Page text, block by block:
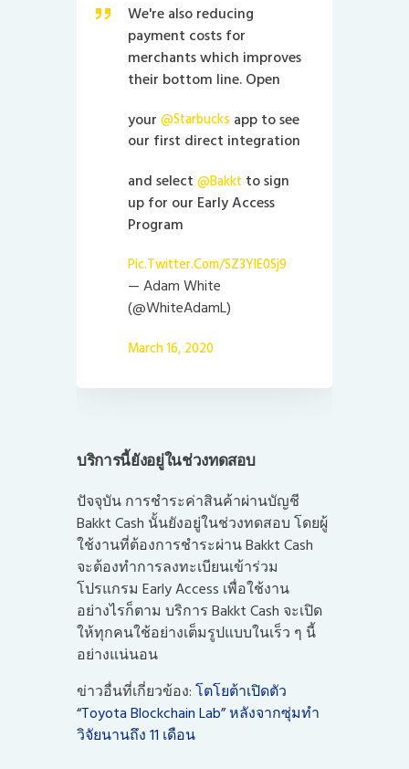
We're also reducing
payment costs for
merchants which improves
their bottom line. Open
your @Starbucks app to see
our first direct integration
and select @Bakkt to sign
up for our Early Access
Program
Pic.twitter.com/sZ3YlE0Sj9
— Adam White
(@WhiteAdamL)
March 16, 2020
บริการนี้ยังอยู่ในช่วงทดสอบ
ปัจจุบัน การชำระค่าสินค้าผ่านบัญชี
Bakkt Cash นั้นยังอยู่ในช่วงทดสอบ โดยผู้
ใช้งานที่ต้องการชำระผ่าน Bakkt Cash
จะต้องทำการลงทะเบียนเข้าร่วม
โปรแกรม Early Access เพื่อใช้งาน
อย่างไรก็ตาม บริการ Bakkt Cash จะเปิด
ให้ทุกคนใช้อย่างเต็มรูปแบบในเร็ว ๆ นี้
อย่างแน่นอน
ข่าวอื่นที่เกี่ยวข้อง:โตโยต้าเปิดตัว
“Toyota Blockchain Lab” หลังจากซุ่มทำ
วิจัยนานถึง 11 เดือน